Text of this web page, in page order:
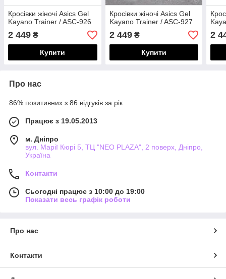
Кросівки жіночі Asics Gel
Kayano Trainer / ASC-926
2 449 ₴
Купити
Кросівки жіночі Asics Gel
Kayano Trainer / ASC-927
2 449₴
Купити
2
Про нас
86% позитивних з 86 відгуків за рік
Працює з 19.05.2013
м. Дніпро
вул. Марії Кюрі 5, ТЦ "NEO PLAZA", 2 поверх, Дніпро,
Україна
Контакти
Сьогодні працює з 10:00 до 19:00
Показати весь графік роботи
Про нас
Контакти